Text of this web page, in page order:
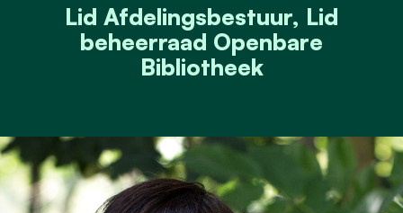
Lid Afdelingsbestuur, Lid
beheerraad Openbare
Bibliotheek